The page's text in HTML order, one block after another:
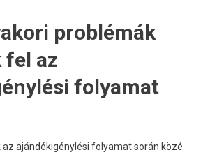
problémák
fel az
folyamat
ajándékigénylési folyamat során közé